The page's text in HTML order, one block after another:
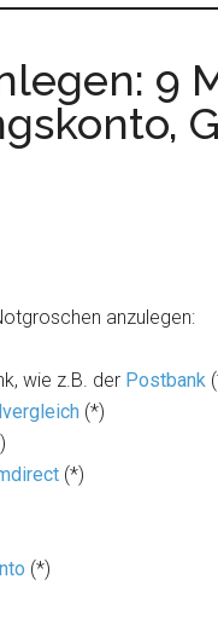
9
anzulegen:
wie z.B. der Postbank
(*)
(*)
(*)